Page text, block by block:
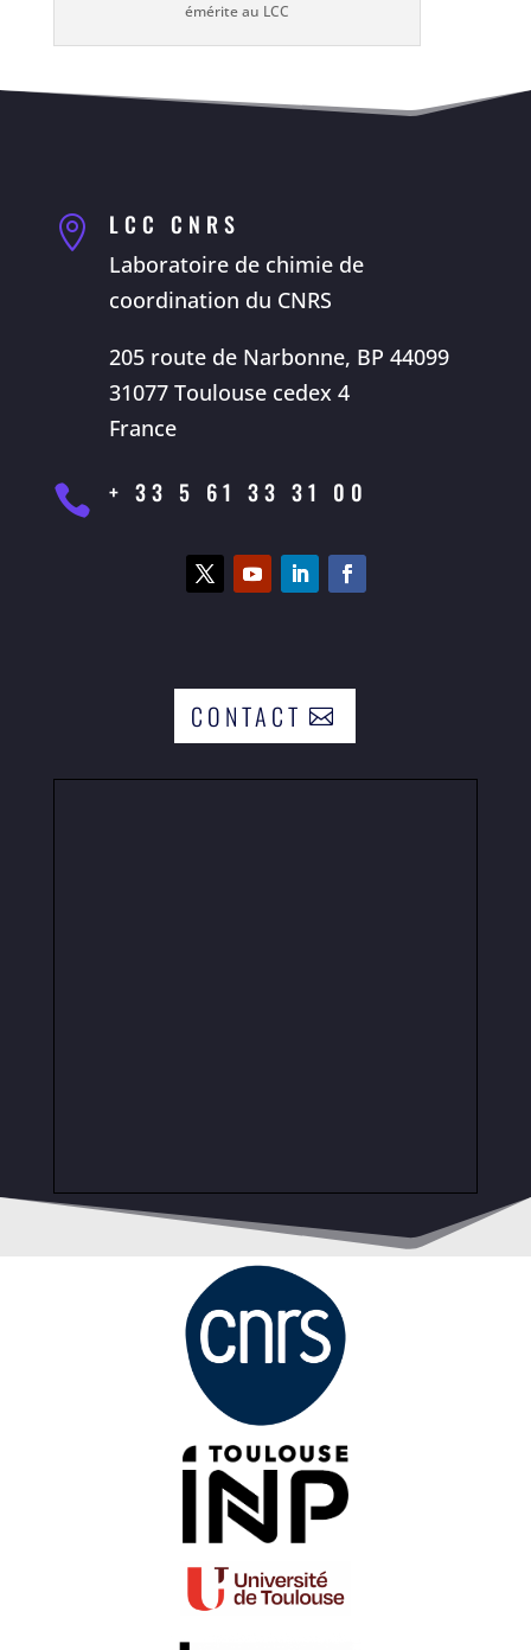
émérite au LCC
 LCC CNRS
Laboratoire de chimie de
coordination du CNRS
205 route de Narbonne, BP 44099
31077 Toulouse cedex 4
France
 + 33 5 61 33 31 00
CONTACT